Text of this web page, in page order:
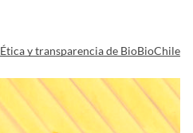
Ética y transparencia de BioBioChile